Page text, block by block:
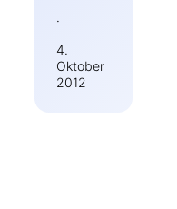
·
4.
Oktober
2012